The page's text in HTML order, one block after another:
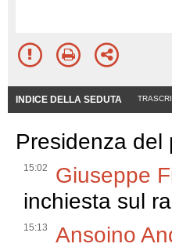
INDICE DELLA SEDUTA
Presidenza del
15:02 Giuseppe
inchiesta sul
15:13 Ansoino